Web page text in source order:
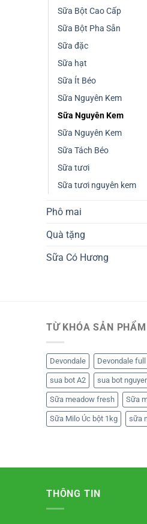
Sữa Bột Cao Cấp
Sữa Bột Pha Sẵn
Sữa đặc
Sữa hạt
Sữa Ít Béo
Sữa Nguyên Kem
Sữa Nguyên Kem
Sữa Nguyên Kem
Sữa Tách Béo
Sữa tươi
Sữa tươi nguyên kem
Phô mai
Quà tặng
Sữa Có Hương
TỪ KHÓA SẢN PHẨM
Devondale Devondale
sua bot A2 sua bot
Sữa meadow fresh Sữa
Sữa Milo Úc bột 1kg sữa
THÔNG TIN